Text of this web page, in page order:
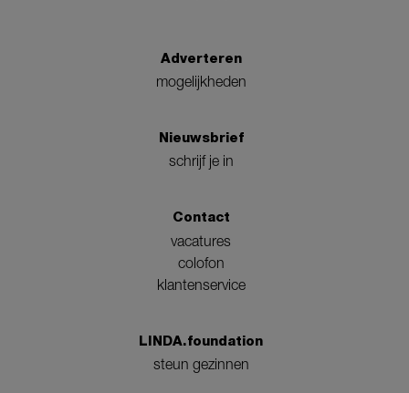
Adverteren
mogelijkheden
Nieuwsbrief
schrijf je in
Contact
vacatures
colofon
klantenservice
LINDA.foundation
steun gezinnen